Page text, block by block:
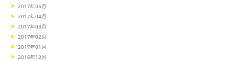
2017年05月
2017年04月
2017年03月
2017年02月
2017年01月
2016年12月